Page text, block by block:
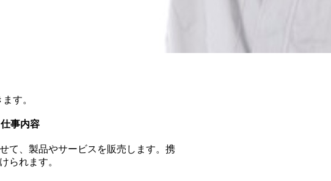
す。
仕事内容
て、製品やサービスを販売します。携
られます。